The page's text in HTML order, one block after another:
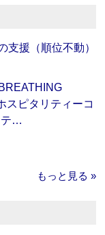
支援（順位不動）
スピタリティーコ
テ…
もっと見る »